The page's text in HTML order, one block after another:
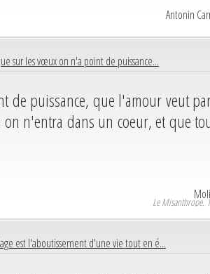
Antonin
sur les vœux on n'a point de puissance...
puissance, que l'amour veut
n'entra dans un coeur, et que
Le Misanthrope.
est l'aboutissement d'une vie tout en é...